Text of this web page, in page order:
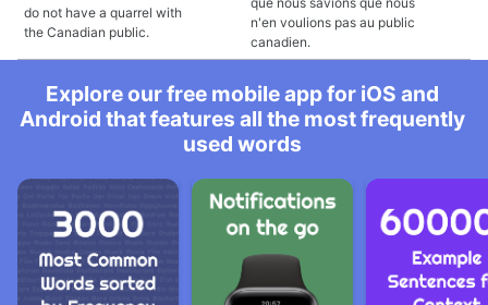
do not have a quarrel with
the Canadian public.
n'en voulions pas au public
canadien.
Explore our free mobile app for iOS and
Android that features all the most frequently
used words